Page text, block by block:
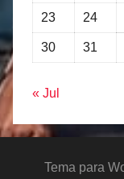
23 24
30 31
« Jul
Tema para